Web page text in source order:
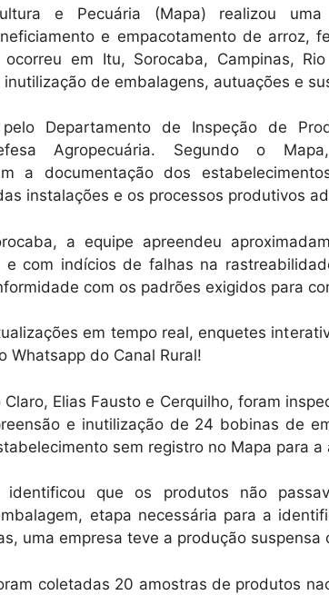
e Pecuária (Mapa) realizou
e empacotamento de arroz,
em Itu, Sorocaba, Campinas,
de embalagens, autuações e
Departamento de Inspeção de
Agropecuária. Segundo o
a documentação dos
instalações e os processos produtivos
a equipe apreendeu
e com indícios de falhas na
com os padrões exigidos para
em tempo real, enquetes
Whatsapp do Canal Rural!
Elias Fausto e Cerquilho, foram
e inutilização de 24 bobinas de
sem registro no Mapa para
identificou que os produtos não
etapa necessária para a
uma empresa teve a produção suspensa
coletadas 20 amostras de produtos